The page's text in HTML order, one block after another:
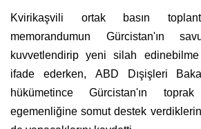
Kvirikaşvili ortak basın
memorandumun Gürcistan'ın
kuvvetlendirip yeni silah edinebilme
ifade ederken, ABD Dışişleri
hükümetince Gürcistan'ın
egemenliğine somut destek